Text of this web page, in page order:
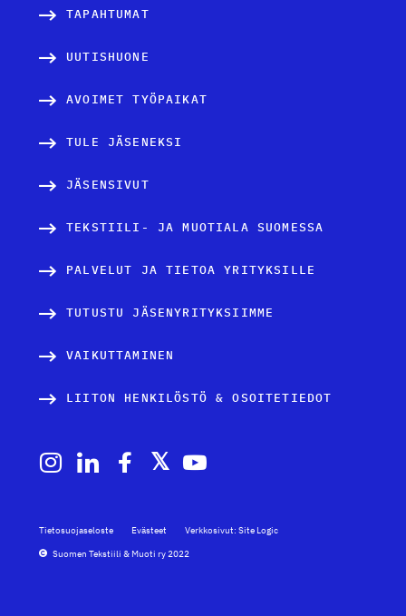
TAPAHTUMAT
UUTISHUONE
AVOIMET TYÖPAIKAT
TULE JÄSENEKSI
JÄSENSIVUT
TEKSTIILI- JA MUOTIALA SUOMESSA
PALVELUT JA TIETOA YRITYKSILLE
TUTUSTU JÄSENYRITYKSIIMME
VAIKUTTAMINEN
LIITON HENKILÖSTÖ & OSOITETIEDOT
Tietosuojaseloste Evästeet
Verkkosivut: Site Logic
Suomen Tekstiili & Muoti ry 2022